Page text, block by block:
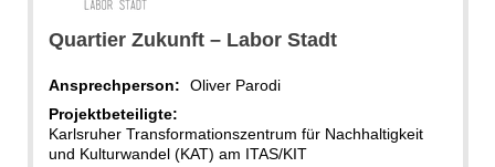
Quartier Zukunft – Labor Stadt
Ansprechperson:
Oliver Parodi
Projektbeteiligte:
Karlsruher Transformationszentrum für Nachhaltigkeit
und Kulturwandel (KAT) am ITAS/KIT